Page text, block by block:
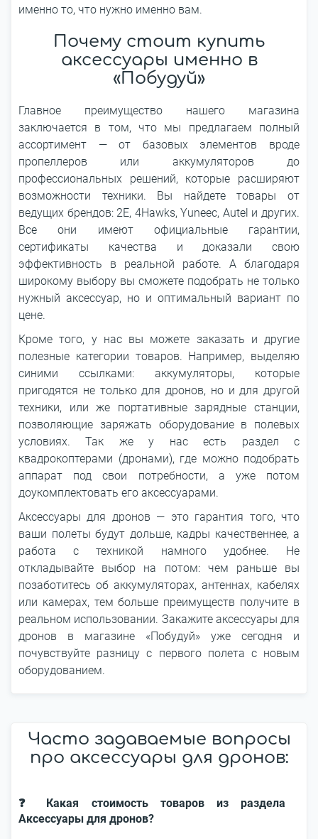
именно то, что нужно именно вам.
Почему стоит купить
аксессуары именно в
«Побудуй»
Главное преимущество нашего магазина
заключается в том, что мы предлагаем полный
ассортимент — от базовых элементов вроде
пропеллеров или аккумуляторов до
профессиональных решений, которые расширяют
возможности техники. Вы найдете товары от
ведущих брендов: 2E, 4Hawks, Yuneec, Autel и других.
Все они имеют официальные гарантии,
сертификаты качества и доказали свою
эффективность в реальной работе. А благодаря
широкому выбору вы сможете подобрать не только
нужный аксессуар, но и оптимальный вариант по
цене.
Кроме того, у нас вы можете заказать и другие
полезные категории товаров. Например, выделяю
синими ссылками: аккумуляторы, которые
пригодятся не только для дронов, но и для другой
техники, или же портативные зарядные станции,
позволяющие заряжать оборудование в полевых
условиях. Так же у нас есть раздел с
квадрокоптерами (дронами), где можно подобрать
аппарат под свои потребности, а уже потом
доукомплектовать его аксессуарами.
Аксессуары для дронов — это гарантия того, что
ваши полеты будут дольше, кадры качественнее, а
работа с техникой намного удобнее. Не
откладывайте выбор на потом: чем раньше вы
позаботитесь об аккумуляторах, антеннах, кабелях
или камерах, тем больше преимуществ получите в
реальном использовании. Закажите аксессуары для
дронов в магазине «Побудуй» уже сегодня и
почувствуйте разницу с первого полета с новым
оборудованием.
Часто задаваемые вопросы
про аксессуары для дронов:
❓ Какая стоимость товаров из раздела
Аксессуары для дронов?